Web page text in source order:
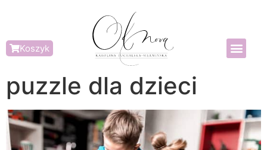
Koszyk
puzzle dla dzieci